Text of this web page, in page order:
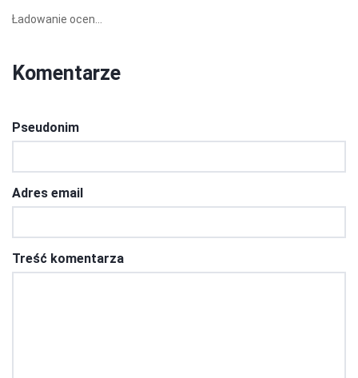
Ładowanie ocen...
Komentarze
Pseudonim
Adres email
Treść komentarza